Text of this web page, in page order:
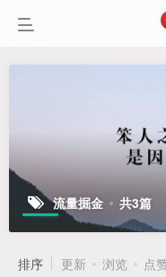
流量掘金 共3篇
排序 更新 浏览 点